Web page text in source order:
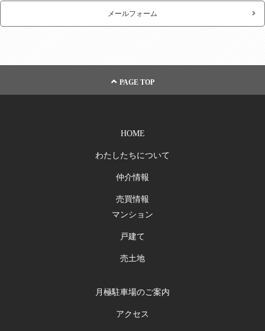
メールフォーム
PAGE TOP
HOME
わたしたちについて
仲介情報
売買情報
マンション
戸建て
売土地
月極駐車場のご案内
アクセス